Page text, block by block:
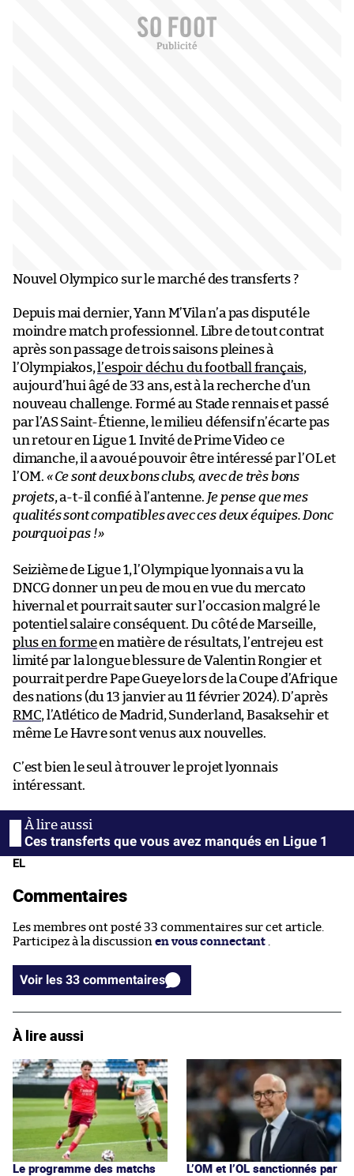
Nouvel Olympico sur le marché des transferts ?
Depuis mai dernier, Yann M’Vila n’a pas disputé le
moindre match professionnel. Libre de tout contrat
après son passage de trois saisons pleines à
l’Olympiakos, l’espoir déchu du football français,
aujourd’hui âgé de 33 ans, est à la recherche d’un
nouveau challenge. Formé au Stade rennais et passé
par l’AS Saint-Étienne, le milieu défensif n’écarte pas
un retour en Ligue 1. Invité de Prime Video ce
dimanche, il a avoué pouvoir être intéressé par l’OL et
l’OM. «Ce sont deux bons clubs, avec de très bons
projets, a-t-il confié à l’antenne. Je pense que mes
qualités sont compatibles avec ces deux équipes. Donc
pourquoi pas !»
Seizième de Ligue 1, l’Olympique lyonnais a vu la
DNCG donner un peu de mou en vue du mercato
hivernal et pourrait sauter sur l’occasion malgré le
potentiel salaire conséquent. Du côté de Marseille,
plus en formeen matière de résultats, l’entrejeu est
limité par la longue blessure de Valentin Rongier et
pourrait perdre Pape Gueye lors de la Coupe d’Afrique
des nations (du 13 janvier au 11 février 2024). D’après
RMC, l’Atlético de Madrid, Sunderland, Basaksehir et
même Le Havre sont venus aux nouvelles.
C’est bien le seul à trouver le projet lyonnais
intéressant.
Ces transferts que vous avez manqués en Ligue 1
EL
Commentaires
Les membres ont posté 33 commentaires sur cet article.
Participez à la discussion en vous connectant
Voir les 33 commentaires
À lire aussi
Le programme des matchs
L’OM et l’OL sanctionnés par